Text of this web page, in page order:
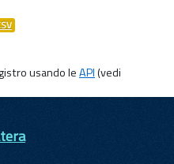
usando leAPI(vedi